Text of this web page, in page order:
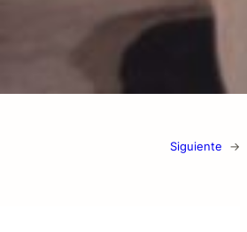
Siguiente →